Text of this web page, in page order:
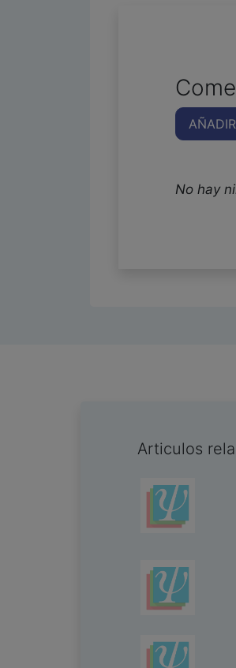
No hay
Articulos